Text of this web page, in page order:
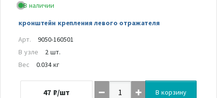
В наличии
кронштейн крепления левого отражателя
Арт.
9050-160501
В узле
2 шт.
Вес
0.034 кг
47 ₽/шт В корзину